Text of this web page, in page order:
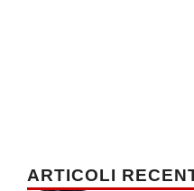
ARTICOLI